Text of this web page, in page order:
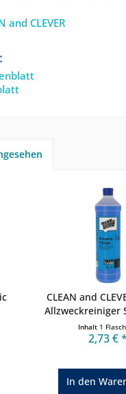
and CLEVER
CLEAN and
Allzweckreiniger
Inhalt 1
2,73 € *
In den